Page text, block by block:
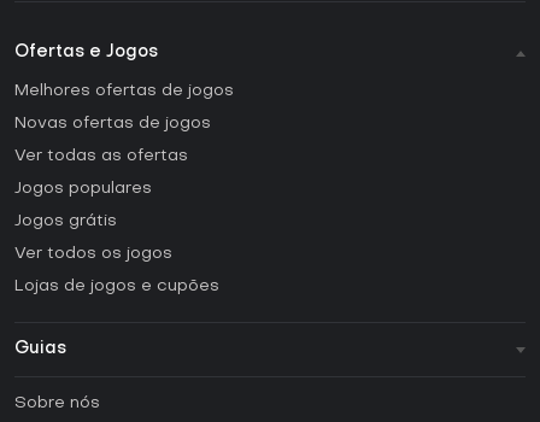
Ofertas e Jogos
Melhores ofertas de jogos
Novas ofertas de jogos
Ver todas as ofertas
Jogos populares
Jogos grátis
Ver todos os jogos
Lojas de jogos e cupões
Guias
Sobre nós